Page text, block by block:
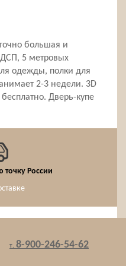
большая и
5 метровых
одежды, полки для
2-3 недели. 3D
Дверь-купе
России
т. 8-900-246-54-62